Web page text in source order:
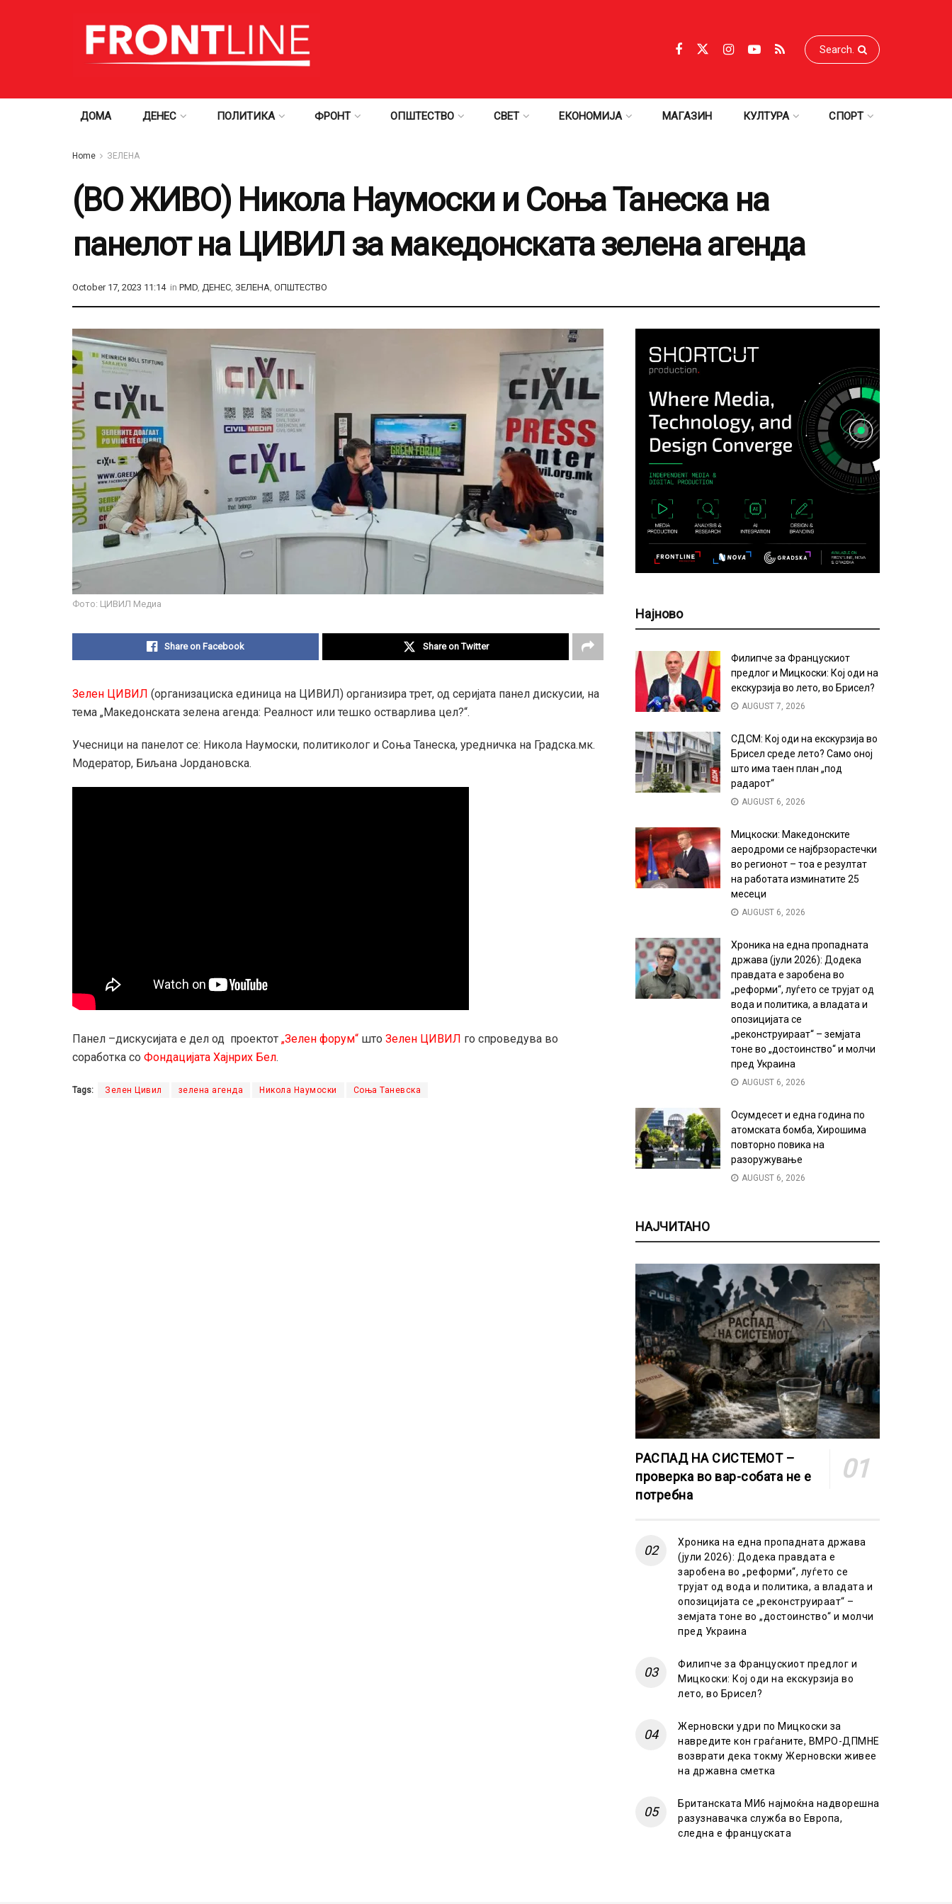
ДОМА ДЕНЕС ПОЛИТИКА ФРОНТ ОПШТЕСТВО СВЕТ ЕКОНОМИЈА МАГАЗИН КУЛТУРА СПОРТ
Home ЗЕЛЕНА
(ВО ЖИВО) Никола Наумоски и Соња Танеска на
панелот на ЦИВИЛ за македонската зелена агенда
October 17, 2023 11:14 in PMD, ДЕНЕС, ЗЕЛЕНА, ОПШТЕСТВО
Фото: ЦИВИЛ Медиа
Share on Facebook Share on Twitter
Зелен ЦИВИЛ (организациска единица на ЦИВИЛ) организира трет, од серијата панел дискусии, на
тема „Македонската зелена агенда: Реалност или тешко остварлива цел?“.
Учесници на панелот се: Никола Наумоски, политиколог и Соња Танеска, уредничка на Градска.мк.
Модератор, Биљана Јордановска.
Панел –дискусијата е дел од проектот „Зелен форум“ што Зелен ЦИВИЛ го спроведува во
соработка со Фондацијата Хајнрих Бел.
Tags: Зелен Цивил зелена агенда Никола Наумоски Соња Таневска
Најново
Филипче за Францускиот
предлог и Мицкоски: Кој оди на
екскурзија во лето, во Брисел?
AUGUST 7, 2026
СДСМ: Кој оди на екскурзија во
Брисел среде лето? Само оној
што има таен план „под
радарот“
AUGUST 6, 2026
Мицкоски: Македонските
аеродроми се најбрзорастечки
во регионот – тоа е резултат
на работата изминатите 25
месеци
AUGUST 6, 2026
Хроника на една пропадната
држава (јули 2026): Додека
правдата е заробена во
„реформи“, луѓето се трујат од
вода и политика, а владата и
опозицијата се
„реконструираат“ – земјата
тоне во „достоинство“ и молчи
пред Украина
AUGUST 6, 2026
Осумдесет и една година по
атомската бомба, Хирошима
повторно повика на
разоружување
AUGUST 6, 2026
НАЈЧИТАНО
РАСПАД НА СИСТЕМОТ –
проверка во вар-собата не е
потребна
Хроника на една пропадната држава
(јули 2026): Додека правдата е
заробена во „реформи“, луѓето се
трујат од вода и политика, а владата и
опозицијата се „реконструираат“ –
земјата тоне во „достоинство“ и молчи
пред Украина
Филипче за Францускиот предлог и
Мицкоски: Кој оди на екскурзија во
лето, во Брисел?
Жерновски удри по Мицкоски за
навредите кон граѓаните, ВМРО-ДПМНЕ
возврати дека токму Жерновски живее
на државна сметка
Британската МИ6 најмоќна надворешна
разузнавачка служба во Европа,
следна е француската